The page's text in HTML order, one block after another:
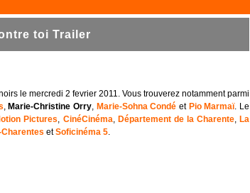
toi Trailer
le mercredi 2 fevrier 2011. Vous trouverez notamment parmi
, Marie-Christine Orry, Marie-Sohna Condé et Pio Marmaï. Le
Pictures, CinéCinéma, Département de la Charente, La
Charentes etSoficinéma 5.